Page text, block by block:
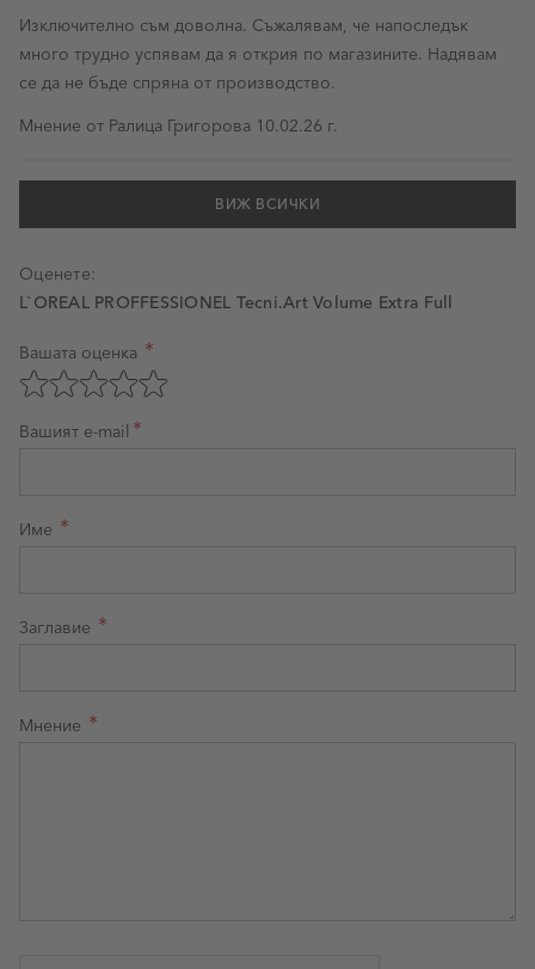
Изключително съм доволна. Съжалявам, че напоследък
много трудно успявам да я открия по магазините. Надявам
се да не бъде спряна от производство.
Мнение от Ралица Григорова 10 февруари 2026 г.
10.02.26 г.
ВИЖ ВСИЧКИ
Оценете:
L`OREAL PROFFESSIONEL Tecni.Art Volume Extra Full
Оценка на продукт
Вашата оценка
Оценете с 1 звезда от 5
Оценете с 2 звезди от 5
Оценете с 3 звезди от 5
Оценете с 4 звезди от 5
Оценете с 5 звезди от 5
Вашият e-mail
Име
Заглавие
Мнение